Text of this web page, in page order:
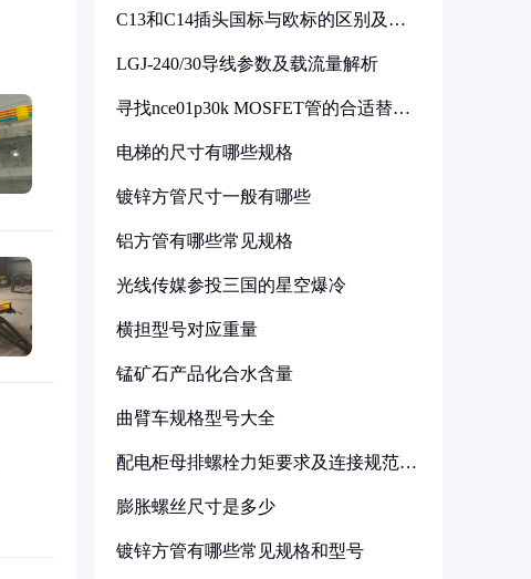
C13和C14插头国标与欧标的区别及其
LGJ-240/30导线参数及载流量解析
寻找nce01p30k MOSFET管的合适替代
电梯的尺寸有哪些规格
镀锌方管尺寸一般有哪些
铝方管有哪些常见规格
光线传媒参投三国的星空爆冷
横担型号对应重量
锰矿石产品化合水含量
曲臂车规格型号大全
配电柜母排螺栓力矩要求及连接规范详
膨胀螺丝尺寸是多少
镀锌方管有哪些常见规格和型号